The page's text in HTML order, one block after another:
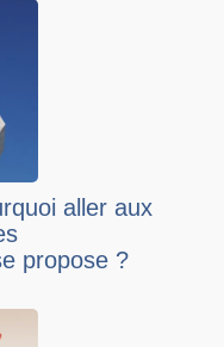
aller aux
propose ?